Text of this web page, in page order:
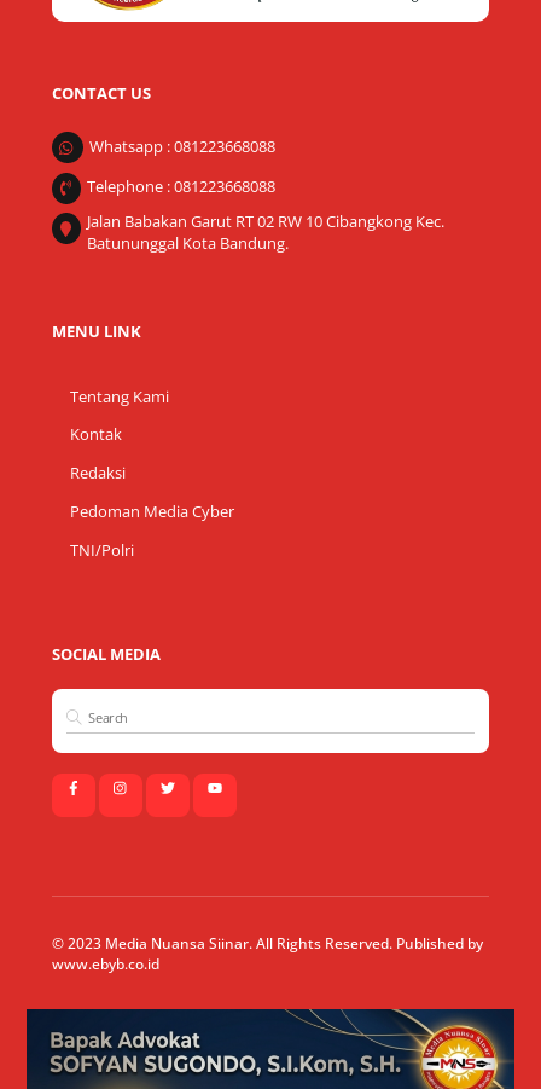
CONTACT US
Whatsapp : 081223668088
Telephone : 081223668088
Jalan Babakan Garut RT 02 RW 10 Cibangkong Kec.
Batununggal Kota Bandung.
MENU LINK
Tentang Kami
Kontak
Redaksi
Pedoman Media Cyber
TNI/Polri
SOCIAL MEDIA
© 2023 Media Nuansa Siinar. All Rights Reserved. Published by
www.ebyb.co.id